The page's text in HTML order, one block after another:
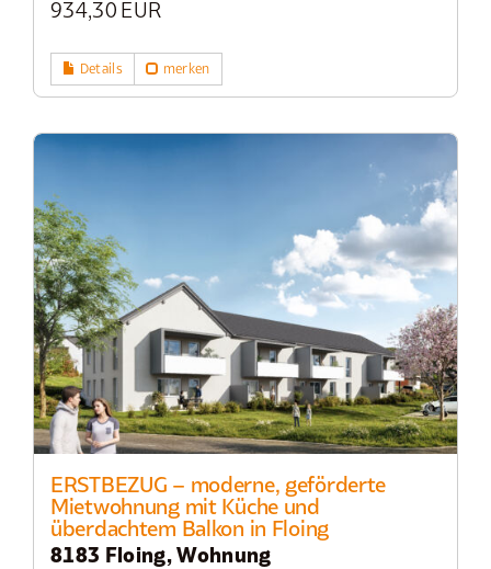
934,30 EUR
Details merken
ERSTBEZUG – moderne, geförderte
Mietwohnung mit Küche und
überdachtem Balkon in Floing
8183 Floing, Wohnung